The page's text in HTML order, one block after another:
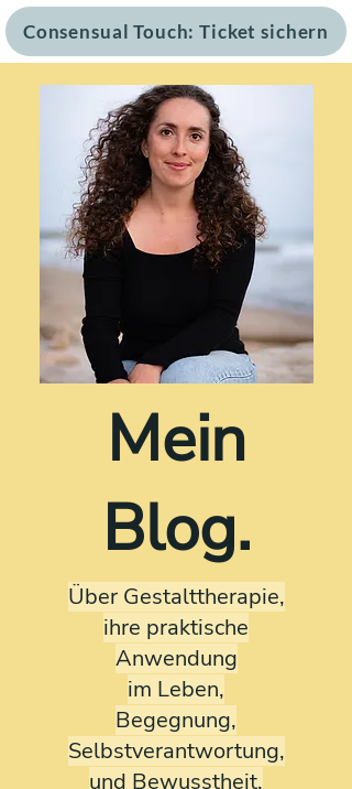
Consensual Touch: Ticket sichern
Mein
Blog.
Über Gestalttherapie,
ihre praktische
Anwendung
im Leben,
Begegnung,
Selbstverantwortung,
und Bewusstheit.